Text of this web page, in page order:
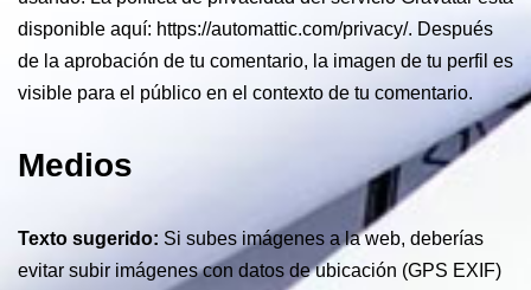
disponible aquí: https://automattic.com/privacy/. Después
de la aprobación de tu comentario, la imagen de tu perfil es
visible para el público en el contexto de tu comentario.
Medios
Texto sugerido: Si subes imágenes a la web, deberías
evitar subir imágenes con datos de ubicación (GPS EXIF)